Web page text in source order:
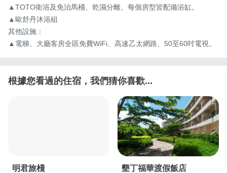
▲TOTO衛浴及免治馬桶、乾濕分離、每個房型皆配備浴缸。
▲歐舒丹沐浴組
其他設施：
▲電梯、大廳客房全區免費WiFi、高速乙太網路、50至60吋電視。
根據您看過的住宿，我們猜你喜歡...
明君旅棧 墾丁福華渡假飯店